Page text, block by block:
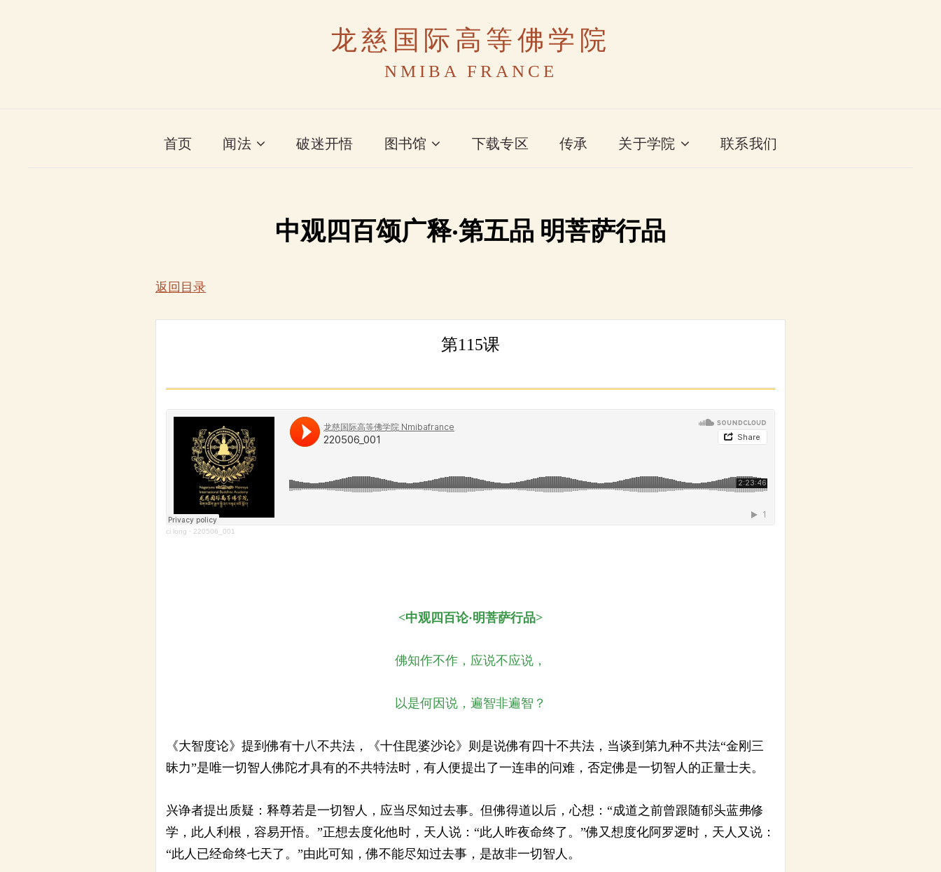
龙慈国际高等佛学院
NMIBA FRANCE
首页 闻法 破迷开悟 图书馆 下载专区 传承 关于学院 联系我们
中观四百颂广释·第五品 明菩萨行品
返回目录
第115课
ci long · 220506_001
<中观四百论·明菩萨行品>
佛知作不作，应说不应说，
以是何因说，遍智非遍智？
《大智度论》提到佛有十八不共法，《十住毘婆沙论》则是说佛有四十不共法，当谈到第九种不共法“金刚三
昧力”是唯一切智人佛陀才具有的不共特法时，有人便提出了一连串的问难，否定佛是一切智人的正量士夫。
兴诤者提出质疑：释尊若是一切智人，应当尽知过去事。但佛得道以后，心想：“成道之前曾跟随郁头蓝弗修
学，此人利根，容易开悟。”正想去度化他时，天人说：“此人昨夜命终了。”佛又想度化阿罗逻时，天人又说：
“此人已经命终七天了。”由此可知，佛不能尽知过去事，是故非一切智人。